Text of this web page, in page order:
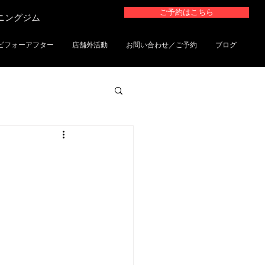
ングジム
ご予約はこちら
フォーアフター 店舗外活動 お問い合わせ／ご予約 ブログ